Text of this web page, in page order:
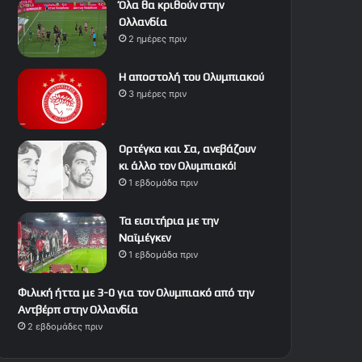
Όλα θα κριθούν στην
Ολλανδία
2 ημέρες πριν
Η αποστολή του Ολυμπιακού
3 ημέρες πριν
Ορτέγκα και Σα, ανεβάζουν
κι άλλο τον Ολυμπιακό!
1 εβδομάδα πριν
Τα εισιτήρια με την
Ναϊμέγκεν
1 εβδομάδα πριν
Φιλική ήττα με 3-0 για τον Ολυμπιακό από την
Αντβέρπ στην Ολλανδία
2 εβδομάδες πριν